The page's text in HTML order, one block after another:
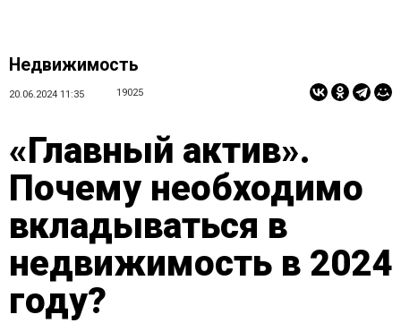
Недвижимость
20.06.2024 11:35 19025
«Главный актив».
Почему необходимо
вкладываться в
недвижимость в 2024
году?